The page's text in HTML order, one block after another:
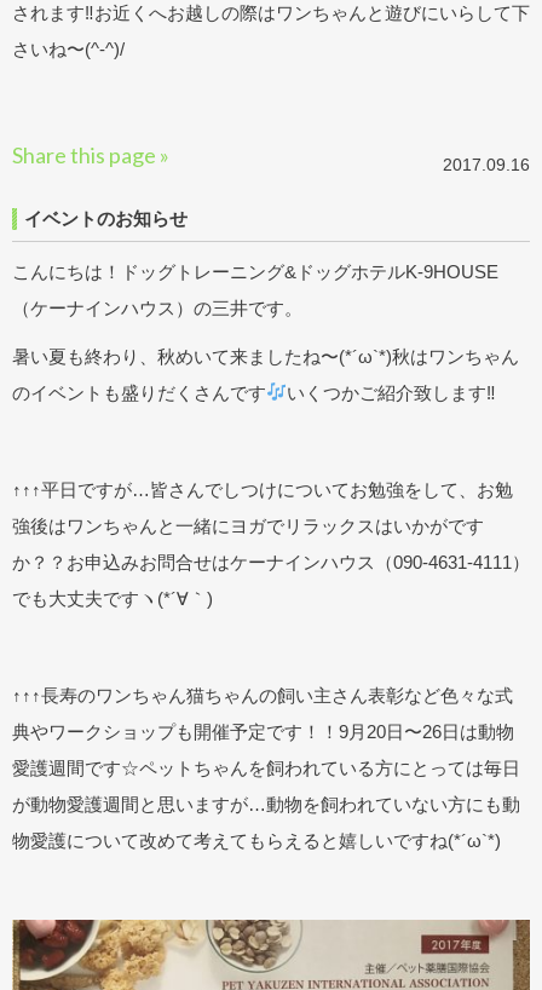
されます‼︎お近くへお越しの際はワンちゃんと遊びにいらして下
さいね〜(^-^)/
Share this page » 2017.09.16
イベントのお知らせ
こんにちは！ドッグトレーニング&ドッグホテルK-9HOUSE
（ケーナインハウス）の三井です。
暑い夏も終わり、秋めいて来ましたね〜(*´ω`*)秋はワンちゃん
のイベントも盛りだくさんです
いくつかご紹介致します‼︎
↑↑↑平日ですが…皆さんでしつけについてお勉強をして、お勉
強後はワンちゃんと一緒にヨガでリラックスはいかがです
か？？お申込みお問合せはケーナインハウス（090-4631-4111）
でも大丈夫ですヽ(*´∀｀)
↑↑↑長寿のワンちゃん猫ちゃんの飼い主さん表彰など色々な式
典やワークショップも開催予定です！！9月20日〜26日は動物
愛護週間です☆ペットちゃんを飼われている方にとっては毎日
が動物愛護週間と思いますが…動物を飼われていない方にも動
物愛護について改めて考えてもらえると嬉しいですね(*´ω`*)